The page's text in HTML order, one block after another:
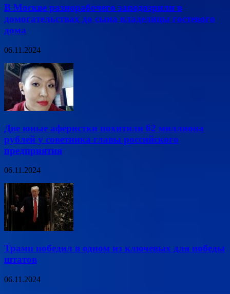
В Москве разнорабочего заподозрили в
домогательствах до сына владелицы гостевого
дома
06.11.2024
Две юные аферистки похитили 62 миллиона
рублей у советника главы российского
предприятия
06.11.2024
Трамп победил в одном из ключевых для победы
штатов
06.11.2024